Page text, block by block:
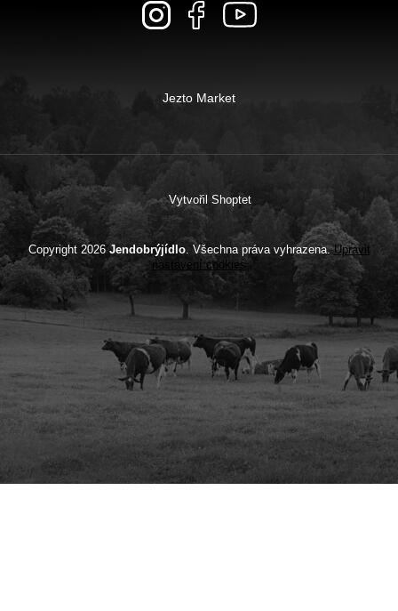
Jezto Market
Vytvořil Shoptet
Copyright 2026Jendobrýjídlo. Všechna práva vyhrazena.Upravit
nastavení cookies